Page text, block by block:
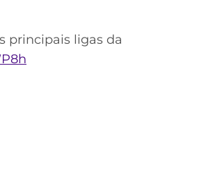
principais ligas da